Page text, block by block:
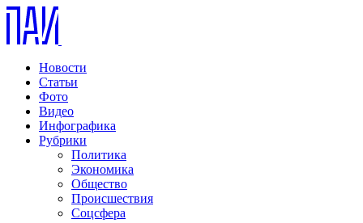
Новости
Статьи
Фото
Видео
Инфографика
Рубрики
Политика
Экономика
Общество
Происшествия
Соцсфера